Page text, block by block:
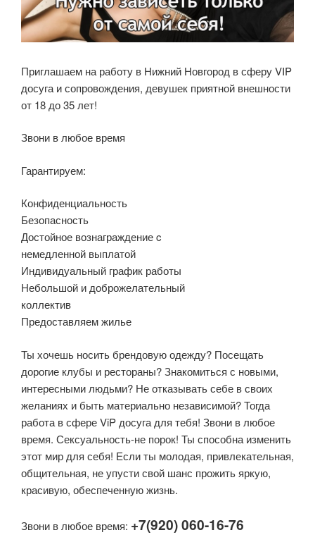
Приглашаем на работу в Нижний Новгород в сферу VIP
досуга и сопровождения, девушек приятной внешности
от 18 до 35 лет!
Звони в любое время
Гарантируем:
Конфиденциальность
Безопасность
Достойное вознаграждение c
немедленной выплатой
Индивидуальный график работы
Небольшой и доброжелательный
коллектив
Предоставляем жилье
Ты хочешь носить брендовую одежду? Посещать
дорогие клубы и рестораны? Знакомиться с новыми,
интересными людьми? Не отказывать себе в своих
желаниях и быть материально независимой? Тогда
работа в сфере ViP досуга для тебя! Звони в любое
время. Сексуальность-не порок! Ты способна изменить
этот мир для себя! Если ты молодая, привлекательная,
общительная, не упусти свой шанс прожить яркую,
красивую, обеспеченную жизнь.
Звони в любое время: +7(920) 060-16-76